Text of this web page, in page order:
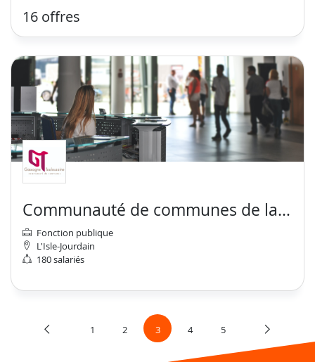
16 offres
Communauté de communes de la Gascogne Toulousaine
Fonction publique
L'Isle-Jourdain
180 salariés
1 2 3 4 5